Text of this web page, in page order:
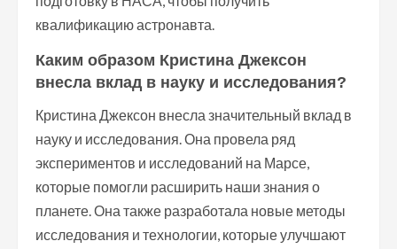
квалификацию астронавта.
Каким образом Кристина Джексон
внесла вклад в науку и исследования?
Кристина Джексон внесла значительный вклад в
науку и исследования. Она провела ряд
экспериментов и исследований на Марсе,
которые помогли расширить наши знания о
планете. Она также разработала новые методы
исследования и технологии, которые улучшают